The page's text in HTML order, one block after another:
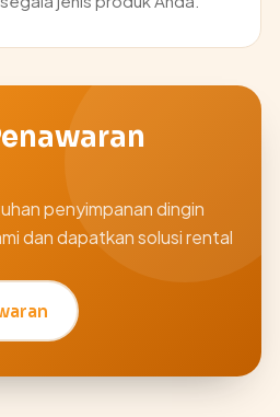
penyimpanan dingin
dan dapatkan solusi rental